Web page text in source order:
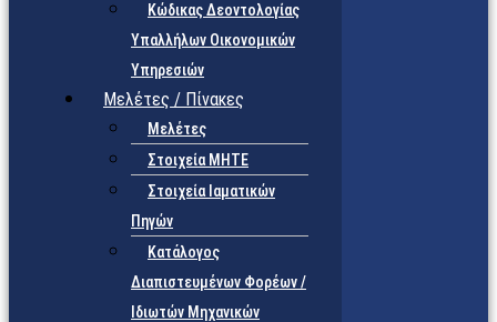
Κώδικας Δεοντολογίας
Υπαλλήλων Οικονομικών
Υπηρεσιών
Μελέτες / Πίνακες
Μελέτες
Στοιχεία ΜΗΤΕ
Στοιχεία Ιαματικών
Πηγών
Κατάλογος
Διαπιστευμένων Φορέων /
Ιδιωτών Μηχανικών